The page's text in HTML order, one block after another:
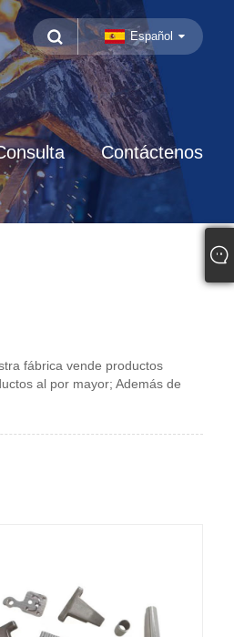
Español
Contáctenos
fábrica vende productos
al por mayor; Además de